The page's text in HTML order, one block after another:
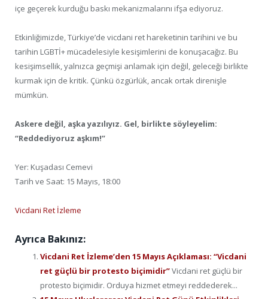
içe geçerek kurduğu baskı mekanizmalarını ifşa ediyoruz.
Etkinliğimizde, Türkiye’de vicdani ret hareketinin tarihini ve bu
tarihin LGBTİ+ mücadelesiyle kesişimlerini de konuşacağız. Bu
kesişimsellik, yalnızca geçmişi anlamak için değil, geleceği birlikte
kurmak için de kritik. Çünkü özgürlük, ancak ortak direnişle
mümkün.
Askere değil, aşka yazılıyız. Gel, birlikte söyleyelim:
“Reddediyoruz aşkım!”
Yer: Kuşadası Cemevi
Tarih ve Saat: 15 Mayıs, 18:00
Vicdani Ret İzleme
Ayrıca Bakınız:
Vicdani Ret İzleme’den 15 Mayıs Açıklaması: “Vicdani
ret güçlü bir protesto biçimidir”Vicdani ret güçlü bir
protesto biçimidir. Orduya hizmet etmeyi reddederek...